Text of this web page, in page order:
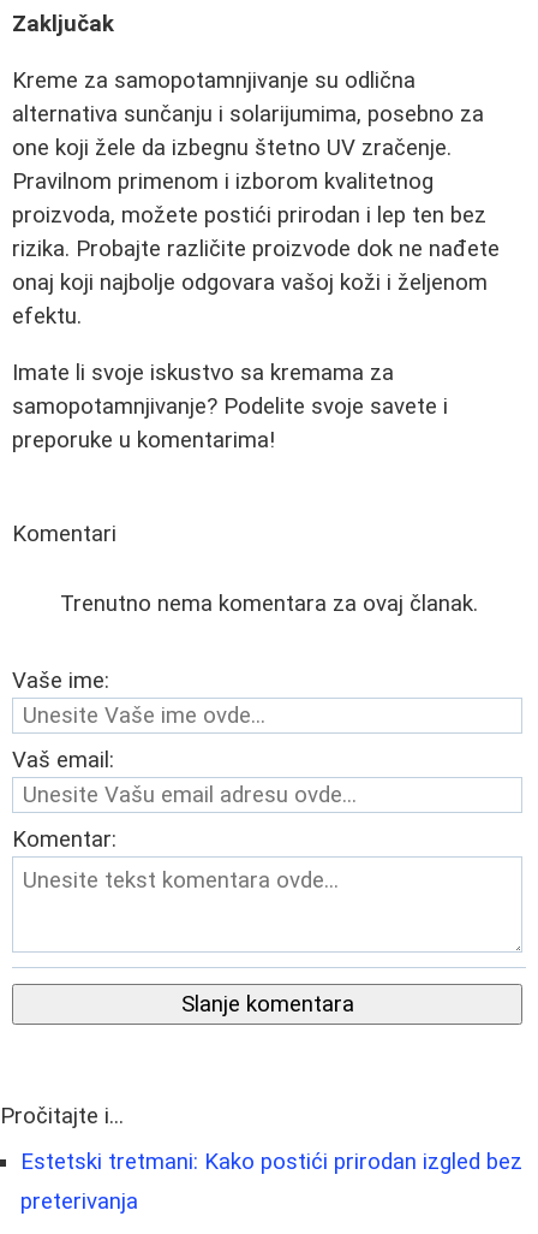
Zaključak
Kreme za samopotamnjivanje su odlična
alternativa sunčanju i solarijumima, posebno za
one koji žele da izbegnu štetno UV zračenje.
Pravilnom primenom i izborom kvalitetnog
proizvoda, možete postići prirodan i lep ten bez
rizika. Probajte različite proizvode dok ne nađete
onaj koji najbolje odgovara vašoj koži i željenom
efektu.
Imate li svoje iskustvo sa kremama za
samopotamnjivanje? Podelite svoje savete i
preporuke u komentarima!
Komentari
Trenutno nema komentara za ovaj članak.
Vaše ime:
Vaš email:
Komentar:
Slanje komentara
Pročitajte i...
Estetski tretmani: Kako postići prirodan izgled bez
preterivanja